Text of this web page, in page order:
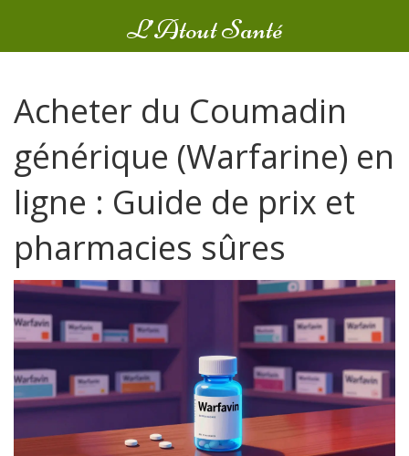
L’Atout Santé
Acheter du Coumadin
générique (Warfarine) en
ligne : Guide de prix et
pharmacies sûres